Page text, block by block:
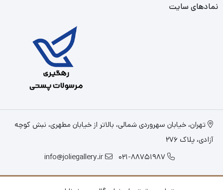
نمادهای سایت
تهران، خیابان سهروردی شمالی، بالاتر از خیابان مطهری، نبش کوچه
آزادی، پلاک 276
021-88751987
info@joliegallery.ir